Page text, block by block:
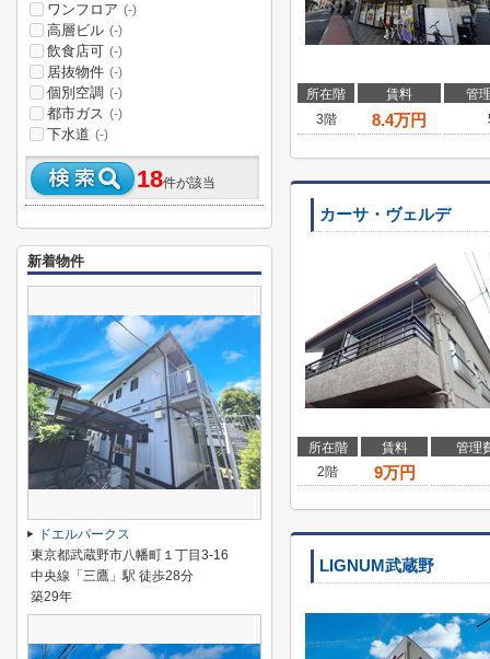
所在階 賃料
管
3階
8.4万円
カーサ・ヴェルデ
所在階 賃料
管理
2階
9万円
LIGNUM武蔵野
ワンフロア (-)
高層ビル (-)
飲食店可 (-)
居抜物件 (-)
個別空調 (-)
都市ガス (-)
下水道 (-)
18件が該当
新着物件
ドエルパークス
東京都武蔵野市八幡町１丁目3-16
中央線「三鷹」駅 徒歩28分
築29年